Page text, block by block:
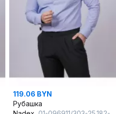
119.06 BYN
Рубашка